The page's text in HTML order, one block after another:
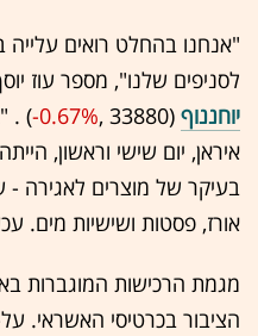
"אנחנו בהחלט רואים עלייה
לסניפים שלנו", מספר עוז
יוחננוף (33880 ,‎
-0.67%
‏) .
איראן, יום שישי וראשון,
בעיקר של מוצרים לאגירה -
אורז, פסטות ושישיות מים.
מגמת הרכישות המוגברות
הציבור בכרטיסי האשראי.